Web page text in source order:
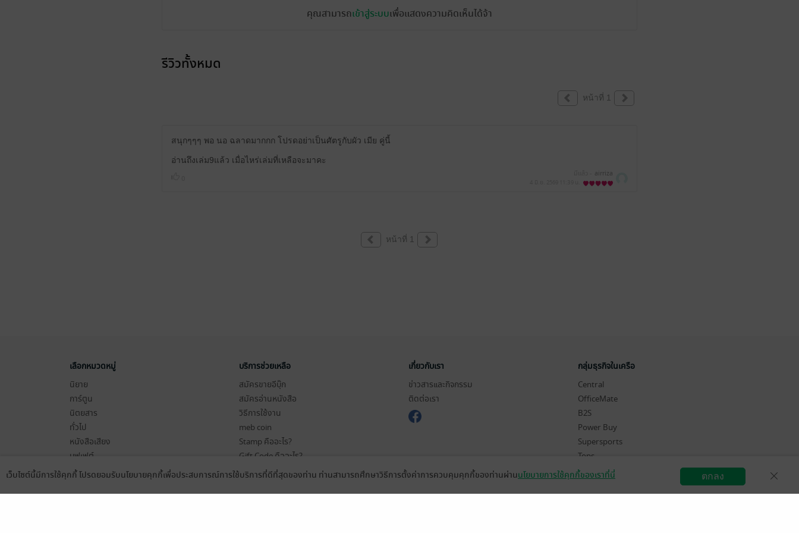
คุณสามารถเข้าสู่ระบบเพื่อแสดงความคิดเห็นได้จ้า
รีวิวทั้งหมด
หน้าที่ 1
สนุกๆๆๆ พอ นอ ฉลาดมากกก โปรดอย่าเป็นศัตรูกับผัว เมีย คู่นี้
อ่านถึงเล่ม9แล้ว เมื่อไหร่เล่มที่เหลือจะมาคะ
airriza
หน้าที่ 1
เลือกหมวดหมู่
นิยาย
การ์ตูน
นิตยสาร
ทั่วไป
หนังสือเสียง
บุฟเฟต์
บริการช่วยเหลือ
สมัครขายอีบุ๊ก
สมัครอ่านหนังสือ
วิธีการใช้งาน
meb coin
Stamp คืออะไร?
Gift Code คืออะไร?
เงื่อนไขในการใช้บริการ
เกี่ยวกับเรา
ข่าวสารและกิจกรรม
ติดต่อเรา
กลุ่มธุรกิจในเครือ
Central
OfficeMate
B2S
Power Buy
Supersports
Tops
Hytexts
สมัครขายอีบุ๊ก วิธีการใช้งาน
เว็บไซต์นี้มีการใช้คุกกี้ โปรดยอมรับนโยบายคุกกี้เพื่อประสบการณ์การใช้บริการที่ดีที่สุดของท่าน ท่านสามารถศึกษาวิธีการตั้งค่าการควบคุมคุกกี้ของท่านผ่านนโยบายการใช้คุกกี้ของเราที่นี่ ตกลง